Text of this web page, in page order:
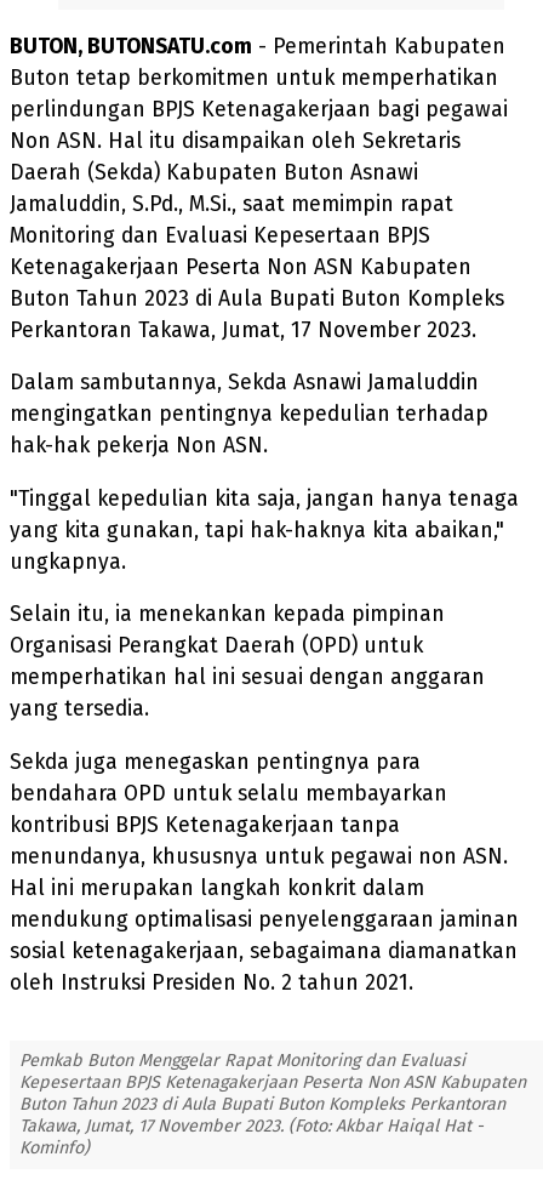
BUTON, BUTONSATU.com - Pemerintah Kabupaten
Buton tetap berkomitmen untuk memperhatikan
perlindungan BPJS Ketenagakerjaan bagi pegawai
Non ASN. Hal itu disampaikan oleh Sekretaris
Daerah (Sekda) Kabupaten Buton Asnawi
Jamaluddin, S.Pd., M.Si., saat memimpin rapat
Monitoring dan Evaluasi Kepesertaan BPJS
Ketenagakerjaan Peserta Non ASN Kabupaten
Buton Tahun 2023 di Aula Bupati Buton Kompleks
Perkantoran Takawa, Jumat, 17 November 2023.
Dalam sambutannya, Sekda Asnawi Jamaluddin
mengingatkan pentingnya kepedulian terhadap
hak-hak pekerja Non ASN.
"Tinggal kepedulian kita saja, jangan hanya tenaga
yang kita gunakan, tapi hak-haknya kita abaikan,"
ungkapnya.
Selain itu, ia menekankan kepada pimpinan
Organisasi Perangkat Daerah (OPD) untuk
memperhatikan hal ini sesuai dengan anggaran
yang tersedia.
Sekda juga menegaskan pentingnya para
bendahara OPD untuk selalu membayarkan
kontribusi BPJS Ketenagakerjaan tanpa
menundanya, khususnya untuk pegawai non ASN.
Hal ini merupakan langkah konkrit dalam
mendukung optimalisasi penyelenggaraan jaminan
sosial ketenagakerjaan, sebagaimana diamanatkan
oleh Instruksi Presiden No. 2 tahun 2021.
Pemkab Buton Menggelar Rapat Monitoring dan Evaluasi
Kepesertaan BPJS Ketenagakerjaan Peserta Non ASN Kabupaten
Buton Tahun 2023 di Aula Bupati Buton Kompleks Perkantoran
Takawa, Jumat, 17 November 2023. (Foto: Akbar Haiqal Hat -
Kominfo)